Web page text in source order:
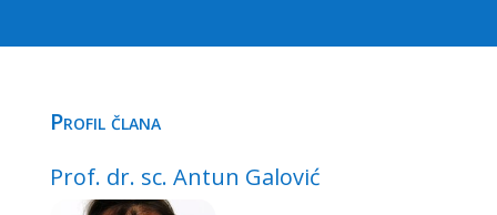
Profil člana
Prof. dr. sc. Antun Galović